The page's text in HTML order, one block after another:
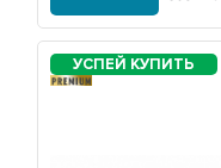
PREMIUM